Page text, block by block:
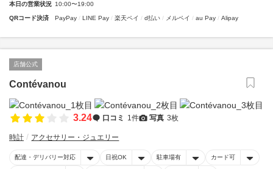
本日の営業状況 10:00〜19:00
QRコード決済 PayPay LINE Pay 楽天ペイ d払い メルペイ au Pay Alipay
店舗公式
Contévanou
3.24 口コミ 1件 写真 3枚
時計 アクセサリー・ジュエリー
配達・デリバリー対応 日祝OK 駐車場有 カード可